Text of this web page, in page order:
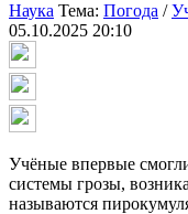
Наука Тема: Погода /
05.10.2025 20:10
Учёные впервые
системы грозы,
называются